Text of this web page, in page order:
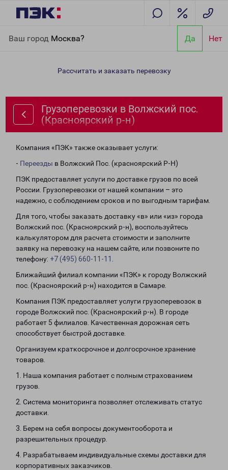
Ваш город Москва? Да Нет
(Красноярский р-н)
Рассчитать и заказать перевозку
Грузоперевозки в Волжский пос.
(Красноярский р-н)
Компания «ПЭК» также оказывает услуги:
- Переезды в Волжский Пос. (красноярский Р-Н)
ПЭК предоставляет услуги по доставке грузов по всей
России. Грузоперевозки от нашей компании – это
надежно, с соблюдением сроков и по выгодным тарифам.
Для того, чтобы заказать доставку «в» или «из» города
Волжский пос. (Красноярский р-н), воспользуйтесь
калькулятором для расчета стоимости и заполните
заявку на перевозку на нашем сайте, или позвоните по
телефону: +7 (495) 660-11-11
Ближайший филиал компании «ПЭК» к городу Волжский
пос. (Красноярский р-н) находится в Самаре.
Компания ПЭК предоставляет услуги грузоперевозок в
городе Волжский пос. (Красноярский р-н). В городе
работает 5 филиалов. Качественная дорожная сеть
способствует быстрой доставке.
Организуем краткосрочное и долгосрочное хранение
товаров.
1. Наша компания работает с полным страхованием
грузов.
2. Система мониторинга позволяет отслеживать статус
доставки.
3. Берем на себя вопросы документооборота и
разрешительных процедур.
4. Разрабатываем индивидуальные схемы доставки для
корпоративных заказчиков.